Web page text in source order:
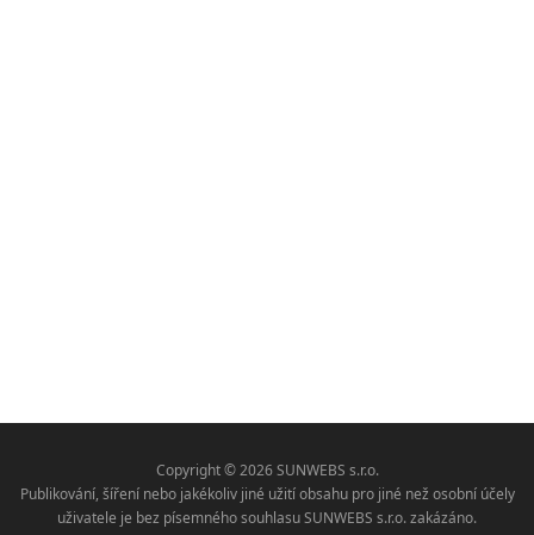
Copyright © 2026 SUNWEBS s.r.o.
Publikování, šíření nebo jakékoliv jiné užití obsahu pro jiné než osobní účely
uživatele je bez písemného souhlasu SUNWEBS s.r.o. zakázáno.